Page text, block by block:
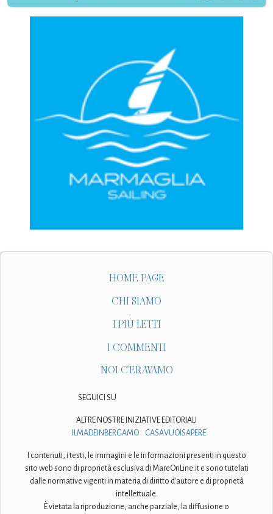
HOME PAGE
CHI SIAMO
I PIÙ LETTI
I COMMENTI
NOI C'ERAVAMO
SEGUICI SU
ALTRE NOSTRE INIZIATIVE EDITORIALI
ILMADEINBERGAMO
CASAVUOISAPERE
I contenuti, i testi, le immagini e le informazioni presenti in questo
sito web sono di proprietà esclusiva di MareOnLine.it e sono tutelati
dalle normative vigenti in materia di diritto d'autore e di proprietà
intellettuale.
È vietata la riproduzione, anche parziale, la diffusione o